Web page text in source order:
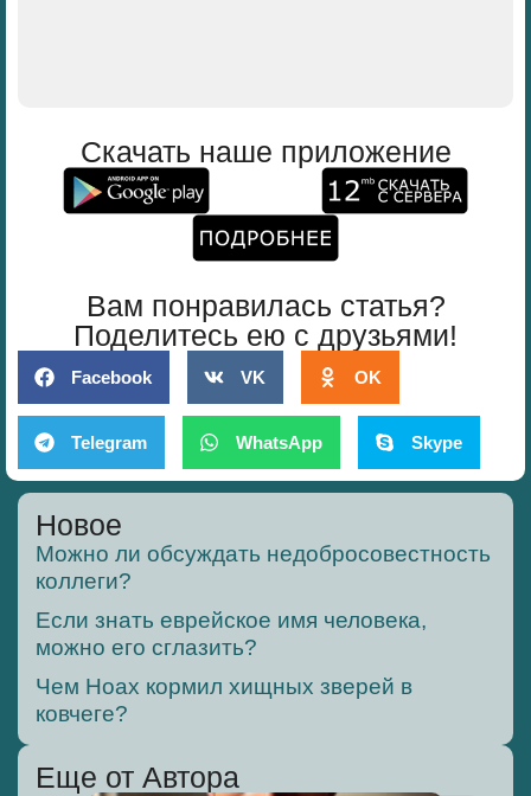
Скачать наше приложение
Вам понравилась статья?
Поделитесь ею с друзьями!
Facebook VK OK
Telegram WhatsApp Skype
Новое
Можно ли обсуждать недобросовестность
коллеги?
Если знать еврейское имя человека,
можно его сглазить?
Чем Ноах кормил хищных зверей в
ковчеге?
Еще от Автора